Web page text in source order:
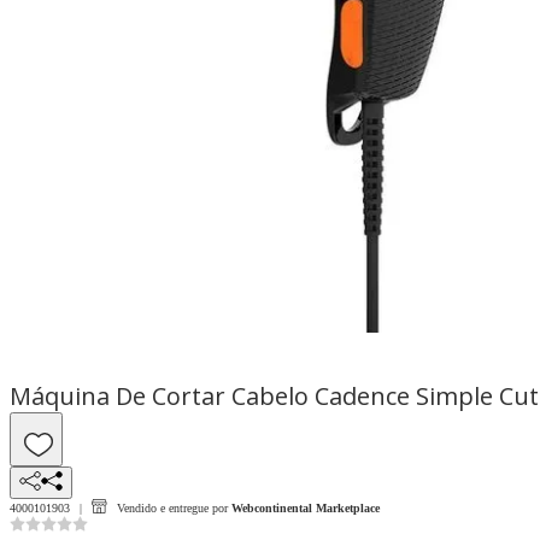
Máquina De Cortar Cabelo Cadence Simple
4000101903 Vendido e entregue por Webcontinental Marketplace